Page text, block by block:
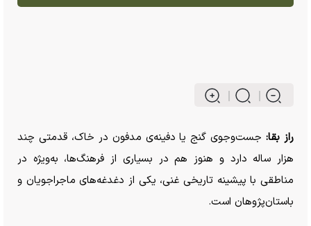
راز بقا: جست‌وجوی گنج یا دفینه‌ی مدفون در خاک، قدمتی چند
هزار ساله دارد و هنوز هم در بسیاری از فرهنگ‌ها، به‌ویژه در
مناطقی با پیشینه تاریخی غنی، یکی از دغدغه‌های ماجراجویان و
باستان‌پژوهان است.